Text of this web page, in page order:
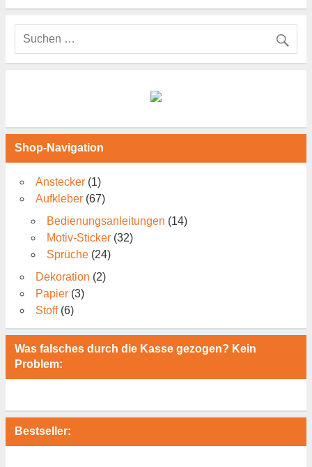
Shop-Navigation
Anstecker (1)
Aufkleber (67)
Bedienungsanleitungen (14)
Motiv-Sticker (32)
Sprüche (24)
Dekoration (2)
Papier (3)
Stoff (6)
Was falsches durch die Kasse gezogen? Kein
Problem:
Bestseller: